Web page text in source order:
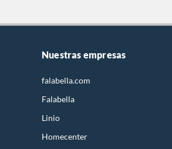
Nuestras empresas
falabella.com
Falabella
Linio
Homecenter